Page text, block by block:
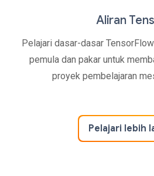
Aliran
Pelajari dasar-dasar
pemula dan pakar untuk
proyek pembelajaran
Pelajari lebih